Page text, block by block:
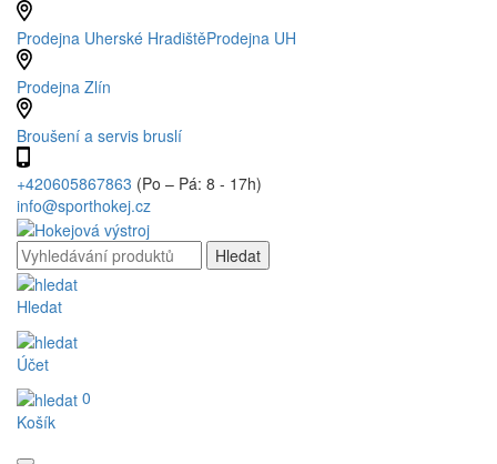
Prodejna Uherské HradištěProdejna UH
Prodejna Zlín
Broušení a servis bruslí
+420605867863 (Po – Pá: 8 - 17h)
info@sporthokej.cz
Hledat
Účet
0
Košík